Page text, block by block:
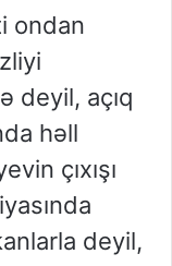
ondan
deyil, açıq
həll
çıxışı
deyil,